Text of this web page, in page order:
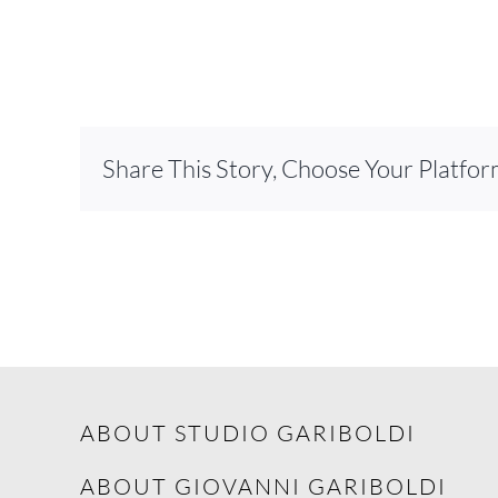
Share This Story, Choose Your
ABOUT STUDIO GARIBOLDI
ABOUT GIOVANNI GARIBOLDI